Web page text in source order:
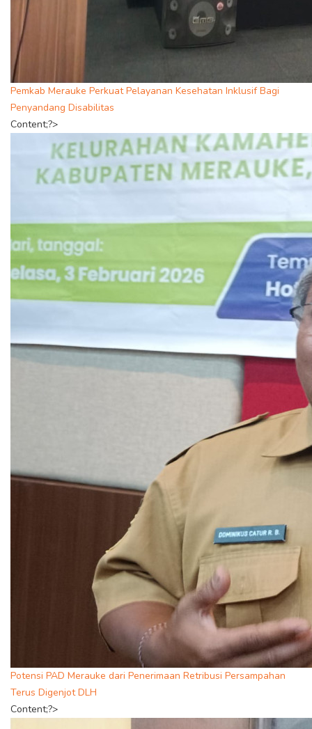
Pemkab Merauke Perkuat Pelayanan Kesehatan Inklusif Bagi
Penyandang Disabilitas
Content;?>
Potensi PAD Merauke dari Penerimaan Retribusi Persampahan
Terus Digenjot DLH
Content;?>